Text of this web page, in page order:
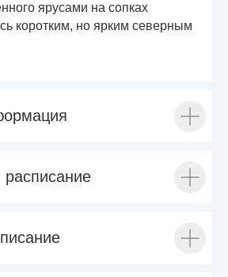
ярусами на сопках
коротким, но ярким северным